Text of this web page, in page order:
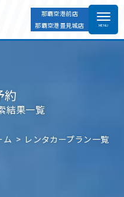
那覇空港前店
那覇空港豊見城店
約
結果一覧
ム レンタカープラン一覧